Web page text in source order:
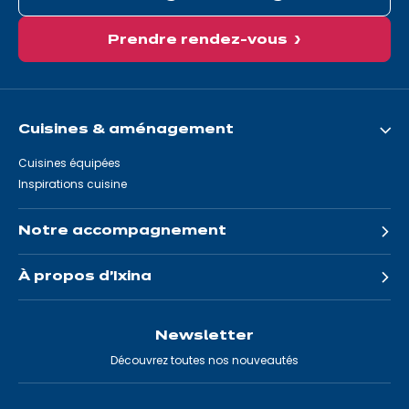
Prendre rendez-vous
Cuisines & aménagement
Cuisines équipées
Inspirations cuisine
Notre accompagnement
À propos d'Ixina
Newsletter
Découvrez toutes nos nouveautés